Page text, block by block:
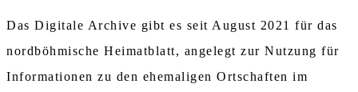
Das Digitale Archive gibt es seit August 2021 für das
nordböhmische Heimatblatt, angelegt zur Nutzung für
Informationen zu den ehemaligen Ortschaften im